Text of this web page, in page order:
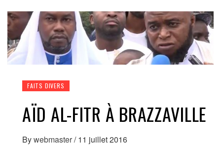
FAITS DIVERS
AÏD AL-FITR À BRAZZAVILLE
Bywebmaster/ 11 juillet 2016